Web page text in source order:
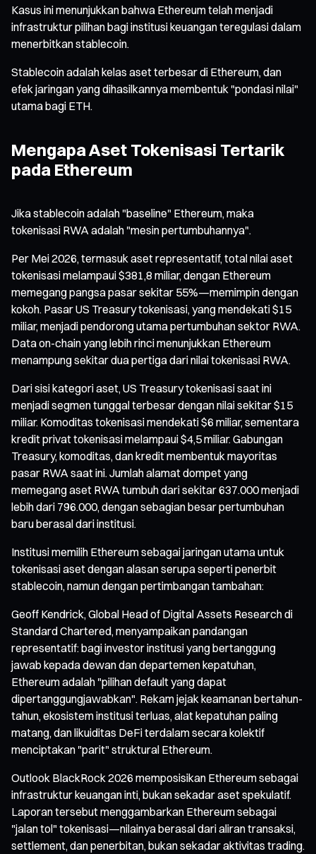
Kasus ini menunjukkan bahwa Ethereum telah menjadi
infrastruktur pilihan bagi institusi keuangan teregulasi dalam
menerbitkan stablecoin.
Stablecoin adalah kelas aset terbesar di Ethereum, dan
efek jaringan yang dihasilkannya membentuk "pondasi nilai"
utama bagi ETH.
Mengapa Aset Tokenisasi Tertarik
pada Ethereum
Jika stablecoin adalah "baseline" Ethereum, maka
tokenisasi RWA adalah "mesin pertumbuhannya".
Per Mei 2026, termasuk aset representatif, total nilai aset
tokenisasi melampaui $381,8 miliar, dengan Ethereum
memegang pangsa pasar sekitar 55%—memimpin dengan
kokoh. Pasar US Treasury tokenisasi, yang mendekati $15
miliar, menjadi pendorong utama pertumbuhan sektor RWA.
Data on-chain yang lebih rinci menunjukkan Ethereum
menampung sekitar dua pertiga dari nilai tokenisasi RWA.
Dari sisi kategori aset, US Treasury tokenisasi saat ini
menjadi segmen tunggal terbesar dengan nilai sekitar $15
miliar. Komoditas tokenisasi mendekati $6 miliar, sementara
kredit privat tokenisasi melampaui $4,5 miliar. Gabungan
Treasury, komoditas, dan kredit membentuk mayoritas
pasar RWA saat ini. Jumlah alamat dompet yang
memegang aset RWA tumbuh dari sekitar 637.000 menjadi
lebih dari 796.000, dengan sebagian besar pertumbuhan
baru berasal dari institusi.
Institusi memilih Ethereum sebagai jaringan utama untuk
tokenisasi aset dengan alasan serupa seperti penerbit
stablecoin, namun dengan pertimbangan tambahan:
Geoff Kendrick, Global Head of Digital Assets Research di
Standard Chartered, menyampaikan pandangan
representatif: bagi investor institusi yang bertanggung
jawab kepada dewan dan departemen kepatuhan,
Ethereum adalah "pilihan default yang dapat
dipertanggungjawabkan". Rekam jejak keamanan bertahun-
tahun, ekosistem institusi terluas, alat kepatuhan paling
matang, dan likuiditas DeFi terdalam secara kolektif
menciptakan "parit" struktural Ethereum.
Outlook BlackRock 2026 memposisikan Ethereum sebagai
infrastruktur keuangan inti, bukan sekadar aset spekulatif.
Laporan tersebut menggambarkan Ethereum sebagai
"jalan tol" tokenisasi—nilainya berasal dari aliran transaksi,
settlement, dan penerbitan, bukan sekadar aktivitas trading.